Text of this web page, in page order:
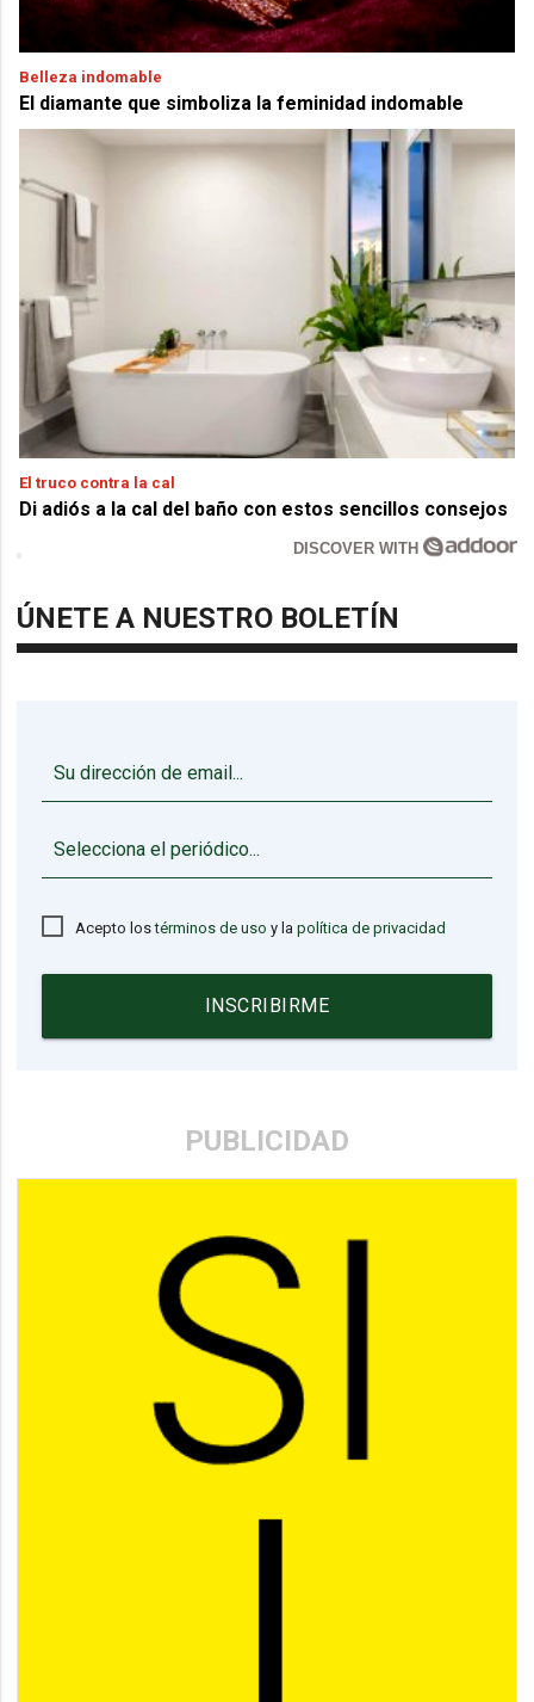
Belleza indomable
El diamante que simboliza la feminidad indomable
El truco contra la cal
Di adiós a la cal del baño con estos sencillos consejos
DISCOVER WITH
ÚNETE A NUESTRO BOLETÍN
Acepto lostérminos de uso y lapolítica de privacidad
INSCRIBIRME
PUBLICIDAD